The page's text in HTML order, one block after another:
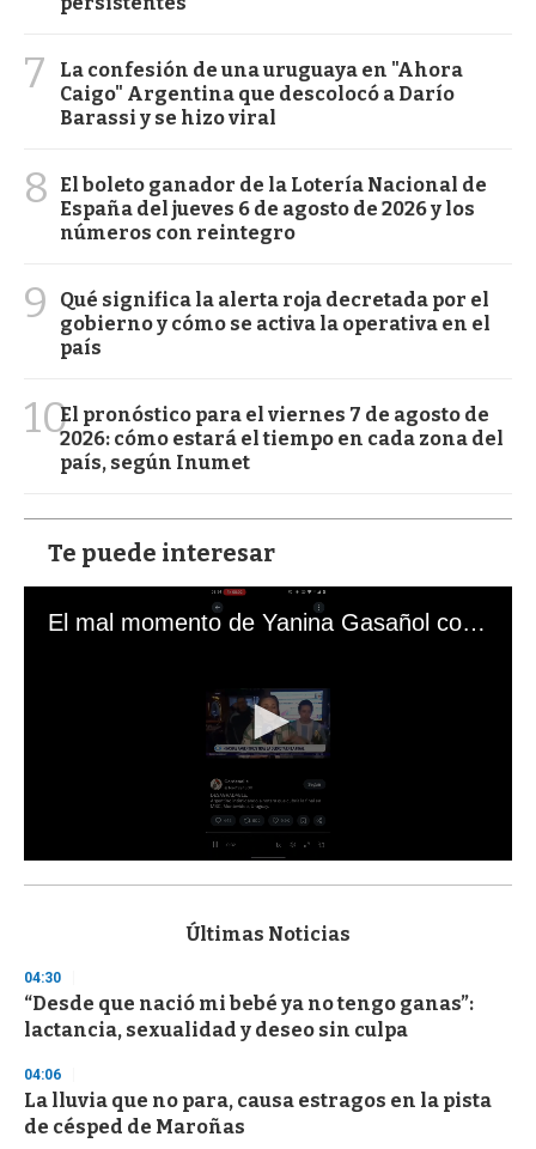
7
La confesión de una uruguaya en "Ahora
Caigo" Argentina que descolocó a Darío
Barassi y se hizo viral
8
El boleto ganador de la Lotería Nacional de
España del jueves 6 de agosto de 2026 y los
números con reintegro
9
Qué significa la alerta roja decretada por el
gobierno y cómo se activa la operativa en el
país
10El pronóstico para el viernes 7 de agosto de
2026: cómo estará el tiempo en cada zona del
país, según Inumet
Te puede interesar
El mal momento de Yanina Gasañol con un hincha argentino en "Subrayado"
s
d
s
o
f
3
s
e
c
Últimas Noticias
04:30
“Desde que nació mi bebé ya no tengo ganas”:
lactancia, sexualidad y deseo sin culpa
04:06
La lluvia que no para, causa estragos en la pista
de césped de Maroñas